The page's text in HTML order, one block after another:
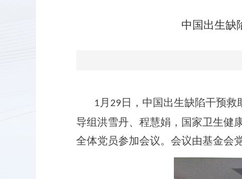
中国出生缺
1月 29 日，中国出生缺陷干预救
导组洪雪丹、程慧娟 ， 国家卫生健
全体党员参加会议。 会议由基金会